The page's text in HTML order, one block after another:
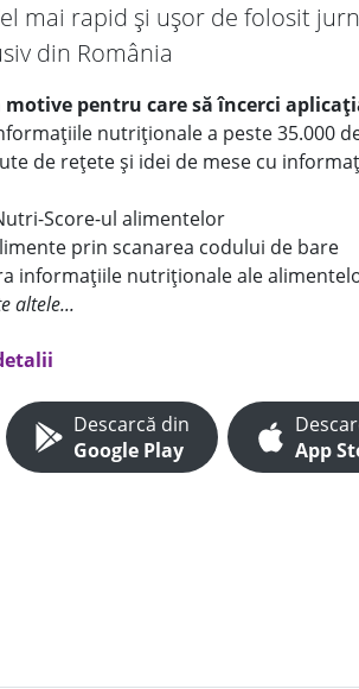
mai rapid și ușor de folosit
din România
motive pentru care să încerci
nutriționale a peste 35.000
de rețete și idei de mese cu
Score-ul alimentelor
prin scanarea codului de bare
informațiile nutriționale ale
altele...
Descarcă din
Google Play
App